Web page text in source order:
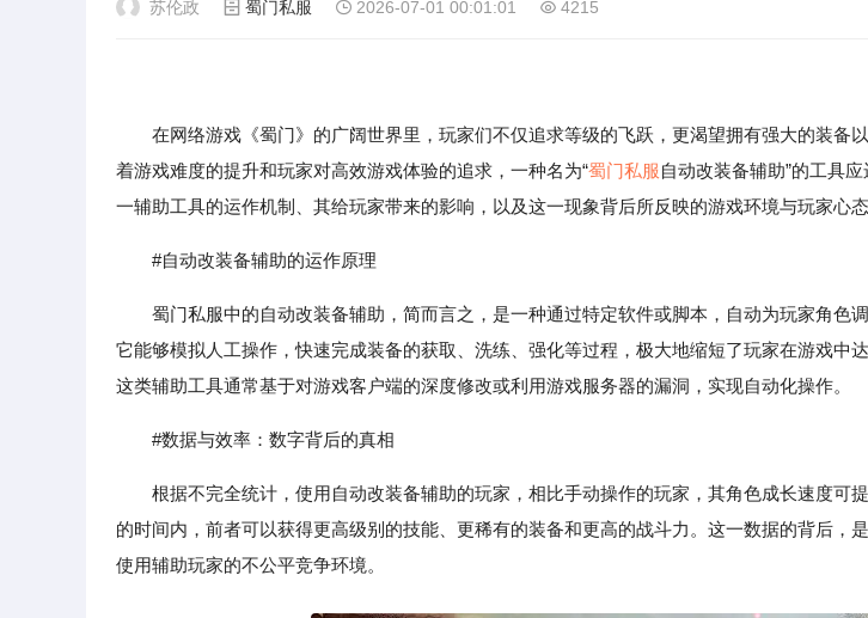
苏伦政 蜀门私服 2026-07-01 00:01:01 4215
在网络游戏《蜀门》的广阔世界里，玩家们不仅追求等级的飞跃，更渴望拥有强大的装备
着游戏难度的提升和玩家对高效游戏体验的追求，一种名为“蜀门私服自动改装备辅助”的工具
一辅助工具的运作机制、其给玩家带来的影响，以及这一现象背后所反映的游戏环境与玩家心态
#自动改装备辅助的运作原理
蜀门私服中的自动改装备辅助，简而言之，是一种通过特定软件或脚本，自动为玩家角色
它能够模拟人工操作，快速完成装备的获取、洗练、强化等过程，极大地缩短了玩家在游戏中
这类辅助工具通常基于对游戏客户端的深度修改或利用游戏服务器的漏洞，实现自动化操作。
#数据与效率：数字背后的真相
根据不完全统计，使用自动改装备辅助的玩家，相比手动操作的玩家，其角色成长速度可
的时间内，前者可以获得更高级别的技能、更稀有的装备和更高的战斗力。这一数据的背后，
使用辅助玩家的不公平竞争环境。